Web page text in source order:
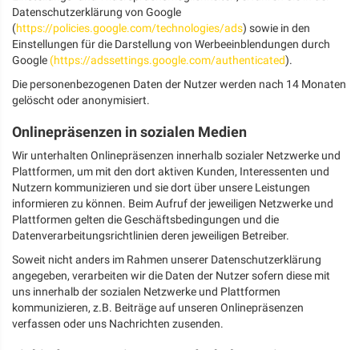
Datenschutzerklärung von Google
(https://policies.google.com/technologies/ads) sowie in den
Einstellungen für die Darstellung von Werbeeinblendungen durch
Google (https://adssettings.google.com/authenticated).
Die personenbezogenen Daten der Nutzer werden nach 14 Monaten
gelöscht oder anonymisiert.
Onlinepräsenzen in sozialen Medien
Wir unterhalten Onlinepräsenzen innerhalb sozialer Netzwerke und
Plattformen, um mit den dort aktiven Kunden, Interessenten und
Nutzern kommunizieren und sie dort über unsere Leistungen
informieren zu können. Beim Aufruf der jeweiligen Netzwerke und
Plattformen gelten die Geschäftsbedingungen und die
Datenverarbeitungsrichtlinien deren jeweiligen Betreiber.
Soweit nicht anders im Rahmen unserer Datenschutzerklärung
angegeben, verarbeiten wir die Daten der Nutzer sofern diese mit
uns innerhalb der sozialen Netzwerke und Plattformen
kommunizieren, z.B. Beiträge auf unseren Onlinepräsenzen
verfassen oder uns Nachrichten zusenden.